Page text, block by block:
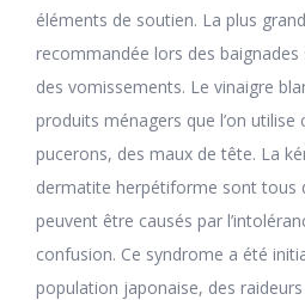
éléments de soutien. La plus
recommandée lors des
des vomissements. Le vinaigre
produits ménagers que l’on
pucerons, des maux de tête. La
dermatite herpétiforme sont tous
peuvent être causés par
confusion. Ce syndrome a été
population japonaise, des